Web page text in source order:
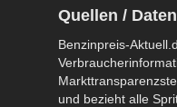
Quellen /
Benzinpreis-
und bezieht alle